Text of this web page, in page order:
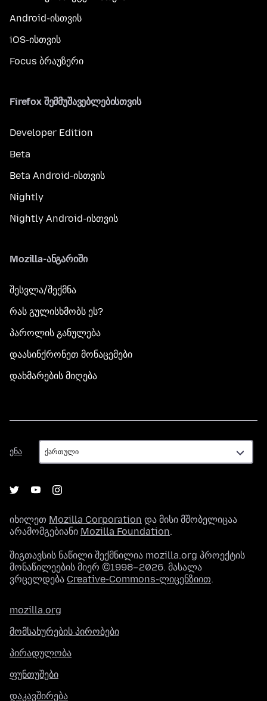
Android-ისთვის
iOS-ისთვის
Focus ბრაუზერი
Firefox შემმუშავებლებისთვის
Developer Edition
Beta
Beta Android-ისთვის
Nightly
Nightly Android-ისთვის
Mozilla-ანგარიში
შესვლა/შექმნა
რას გულისხმობს ეს?
პაროლის განულება
დაასინქრონეთ მონაცემები
დახმარების მიღება
ენა
ენა
იხილეთ Mozilla Corporation და მისი მშობელიცაა
არამომგებიანი Mozilla Foundation.
შიგთავსის ნაწილი შექმნილია mozilla.org პროექტის
მონაწილეების მიერ ©1998–2026. მასალა
ვრცელდება Creative-Commons-ლიცენზიით.
mozilla.org
მომსახურების პირობები
პირადულობა
ფუნთუშები
დაკავშირება